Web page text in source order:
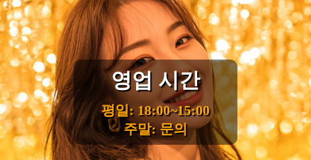
영업 시간
평일: 18:00~15:00
주말: 문의